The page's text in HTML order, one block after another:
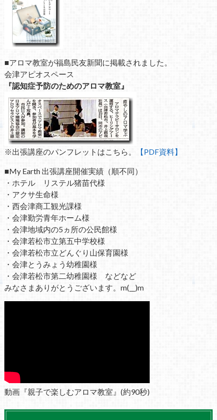
■アロマ教室が福島民友新聞に掲載されました。
会津アピオスペース
『認知症予防のためのアロマ教室』
※出張講座のパンフレットはこちら。 【PDF資料】
■My Earth 出張講座開催実績（順不同）
・ホテル リステル猪苗代様
・アクサ生命様
・西会津商工観光課様
・会津勤労青年ホーム様
・会津地域内の5ヵ所の公民館様
・会津若松市立第五中学校様
・会津若松市立どんぐり山保育園様
・会津とうみょう幼稚園様
・会津若松市第二幼稚園様 などなど
みなさまありがとうございます。m(__)m
動画『親子で楽しむアロマ教室』(約90秒)